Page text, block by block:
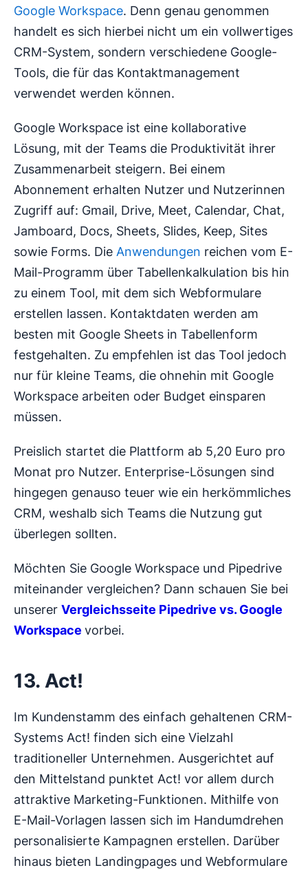
Google Workspace. Denn genau genommen
handelt es sich hierbei nicht um ein vollwertiges
CRM-System, sondern verschiedene Google-
Tools, die für das Kontaktmanagement
verwendet werden können.
Google Workspace ist eine kollaborative
Lösung, mit der Teams die Produktivität ihrer
Zusammenarbeit steigern. Bei einem
Abonnement erhalten Nutzer und Nutzerinnen
Zugriff auf: Gmail, Drive, Meet, Calendar, Chat,
Jamboard, Docs, Sheets, Slides, Keep, Sites
sowie Forms. Die Anwendungen reichen vom E-
Mail-Programm über Tabellenkalkulation bis hin
zu einem Tool, mit dem sich Webformulare
erstellen lassen. Kontaktdaten werden am
besten mit Google Sheets in Tabellenform
festgehalten. Zu empfehlen ist das Tool jedoch
nur für kleine Teams, die ohnehin mit Google
Workspace arbeiten oder Budget einsparen
müssen.
Preislich startet die Plattform ab 5,20 Euro pro
Monat pro Nutzer. Enterprise-Lösungen sind
hingegen genauso teuer wie ein herkömmliches
CRM, weshalb sich Teams die Nutzung gut
überlegen sollten.
Möchten Sie Google Workspace und Pipedrive
miteinander vergleichen? Dann schauen Sie bei
unserer Vergleichsseite Pipedrive vs. Google
Workspace vorbei.
13. Act!
Im Kundenstamm des einfach gehaltenen CRM-
Systems Act! finden sich eine Vielzahl
traditioneller Unternehmen. Ausgerichtet auf
den Mittelstand punktet Act! vor allem durch
attraktive Marketing-Funktionen. Mithilfe von
E-Mail-Vorlagen lassen sich im Handumdrehen
personalisierte Kampagnen erstellen. Darüber
hinaus bieten Landingpages und Webformulare